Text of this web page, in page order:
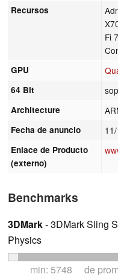
Recursos
Fi
GPU
64 Bit
Architecture
Fecha de anuncio
Enlace de Producto
(externo)
Benchmarks
3DMark- 3DMark Sling
Physics
min: 5748 de